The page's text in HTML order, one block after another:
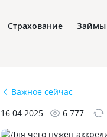
Страхование Займы
Важное сейчас
16.04.2025
6 777